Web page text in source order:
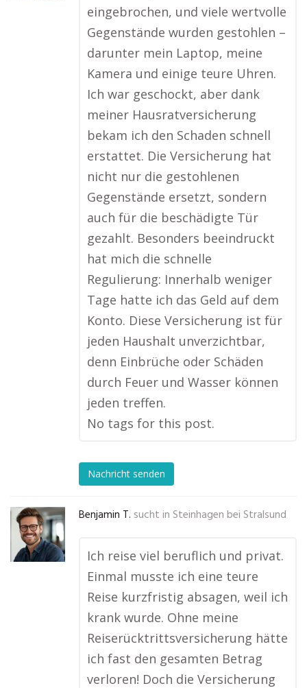
eingebrochen, und viele wertvolle
Gegenstände wurden gestohlen –
darunter mein Laptop, meine
Kamera und einige teure Uhren.
Ich war geschockt, aber dank
meiner Hausratversicherung
bekam ich den Schaden schnell
erstattet. Die Versicherung hat
nicht nur die gestohlenen
Gegenstände ersetzt, sondern
auch für die beschädigte Tür
gezahlt. Besonders beeindruckt
hat mich die schnelle
Regulierung: Innerhalb weniger
Tage hatte ich das Geld auf dem
Konto. Diese Versicherung ist für
jeden Haushalt unverzichtbar,
denn Einbrüche oder Schäden
durch Feuer und Wasser können
jeden treffen.
No tags for this post.
Nachricht senden
Benjamin T. sucht in Steinhagen bei Stralsund
Ich reise viel beruflich und privat.
Einmal musste ich eine teure
Reise kurzfristig absagen, weil ich
krank wurde. Ohne meine
Reiserücktrittsversicherung hätte
ich fast den gesamten Betrag
verloren! Doch die Versicherung